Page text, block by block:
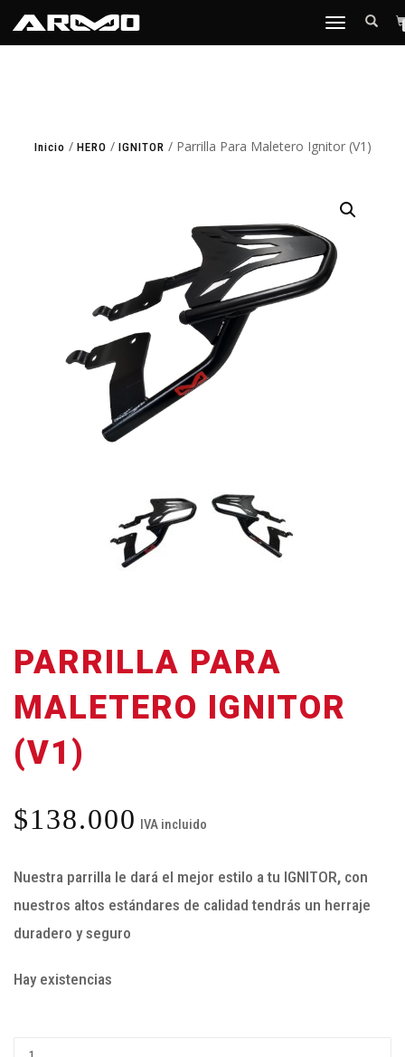
TOGGLE
Inicio / HERO / IGNITOR / Parrilla Para Maletero Ignitor (V1)
PARRILLA PARA
MALETERO IGNITOR
(V1)
$138.000 IVA incluido
Nuestra parrilla le dará el mejor estilo a tu IGNITOR, con
nuestros altos estándares de calidad tendrás un herraje
duradero y seguro
Hay existencias